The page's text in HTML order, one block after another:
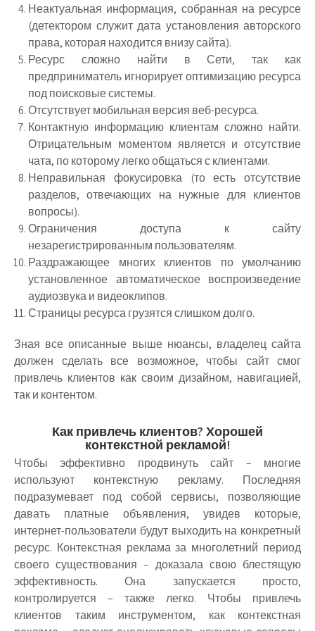
Неактуальная информация, собранная на ресурсе
(детектором служит дата установления авторского
права, которая находится внизу сайта).
Ресурс сложно найти в Сети, так как
предприниматель игнорирует оптимизацию ресурса
под поисковые системы.
Отсутствует мобильная версия веб-ресурса.
Контактную информацию клиентам сложно найти.
Отрицательным моментом является и отсутствие
чата, по которому легко общаться с клиентами.
Неправильная фокусировка (то есть отсутствие
разделов, отвечающих на нужные для клиентов
вопросы).
Ограничения доступа к сайту
незарегистрированным пользователям.
Раздражающее многих клиентов по умолчанию
установленное автоматическое воспроизведение
аудиозвука и видеоклипов.
Страницы ресурса грузятся слишком долго.
Зная все описанные выше нюансы, владелец сайта
должен сделать все возможное, чтобы сайт смог
привлечь клиентов как своим дизайном, навигацией,
так и контентом.
Как привлечь клиентов? Хорошей
контекстной рекламой!
Чтобы эффективно продвинуть сайт – многие
используют контекстную рекламу. Последняя
подразумевает под собой сервисы, позволяющие
давать платные объявления, увидев которые,
интернет-пользователи будут выходить на конкретный
ресурс. Контекстная реклама за многолетний период
своего существования – доказала свою блестящую
эффективность. Она запускается просто,
контролируется – также легко. Чтобы привлечь
клиентов таким инструментом, как контекстная